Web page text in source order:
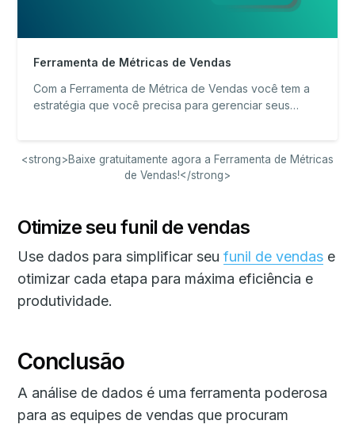
Ferramenta de Métricas de Vendas
Com a Ferramenta de Métrica de Vendas você tem a
estratégia que você precisa para gerenciar seus
<strong>Baixe gratuitamente agora a Ferramenta de Métricas
de Vendas!</strong>
Otimize seu funil de vendas
Use dados para simplificar seufunil de vendas e
otimizar cada etapa para máxima eficiência e
produtividade.
Conclusão
A análise de dados é uma ferramenta poderosa
para as equipes de vendas que procuram